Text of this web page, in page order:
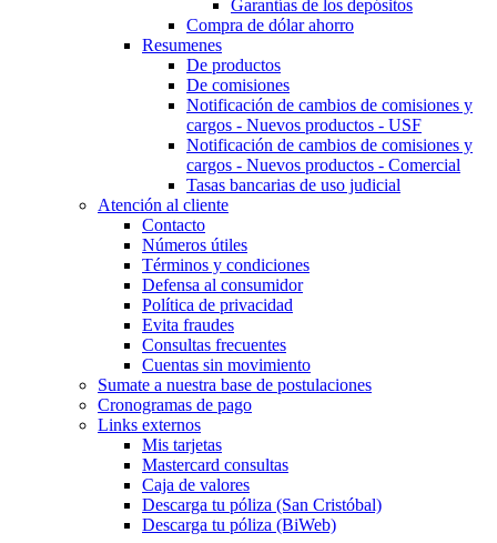
Garantías de los depósitos
Compra de dólar ahorro
Resumenes
De productos
De comisiones
Notificación de cambios de comisiones y
cargos - Nuevos productos - USF
Notificación de cambios de comisiones y
cargos - Nuevos productos - Comercial
Tasas bancarias de uso judicial
Atención al cliente
Contacto
Números útiles
Términos y condiciones
Defensa al consumidor
Política de privacidad
Evita fraudes
Consultas frecuentes
Cuentas sin movimiento
Sumate a nuestra base de postulaciones
Cronogramas de pago
Links externos
Mis tarjetas
Mastercard consultas
Caja de valores
Descarga tu póliza (San Cristóbal)
Descarga tu póliza (BiWeb)